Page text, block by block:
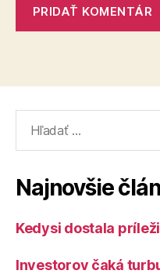
Najnovšie
Kedysi dostala
Investorov čaká